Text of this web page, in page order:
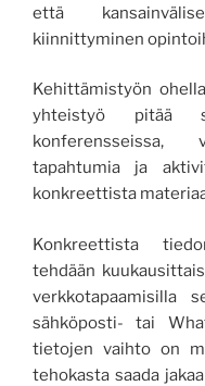
että
kiinnittyminen
Kehittämistyön
yhteistyö pitää
konferensseissa,
tapahtumia ja
konkreettista
Konkreettista
tehdään
verkkotapaamisilla
sähköposti- tai
tietojen vaihto on
tehokasta saada